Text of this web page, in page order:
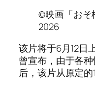
©映画「おそ
2026
该片将于6月12日
曾宣布，由于各
后，该片从原定的